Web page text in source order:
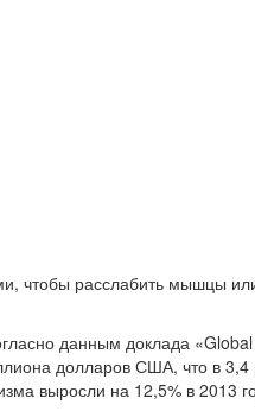
чтобы расслабить мышцы
данным доклада
долларов США, что в
выросли на 12,5% в 2013